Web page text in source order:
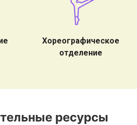
Хореографическое
отделение
ресурсы